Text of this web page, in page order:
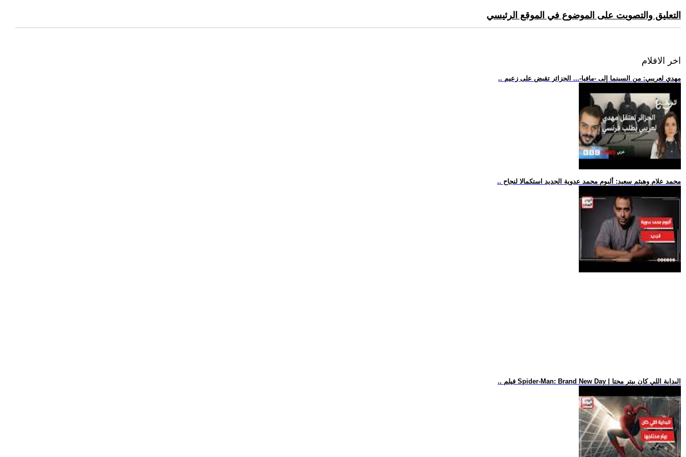
التعليق والتصويت على الموضوع في الموقع الرئيسي
اخر الافلام
.. مهدي لعريبي: من السينما إلى -مافيا-... الجزائر تقبض على زعيم
.. محمد علام وهيثم سعيد: ألبوم محمد عدوية الجديد استكمالا لنجاح
.. فيلم Spider-Man: Brand New Day | البداية اللي كان بيتر محتا